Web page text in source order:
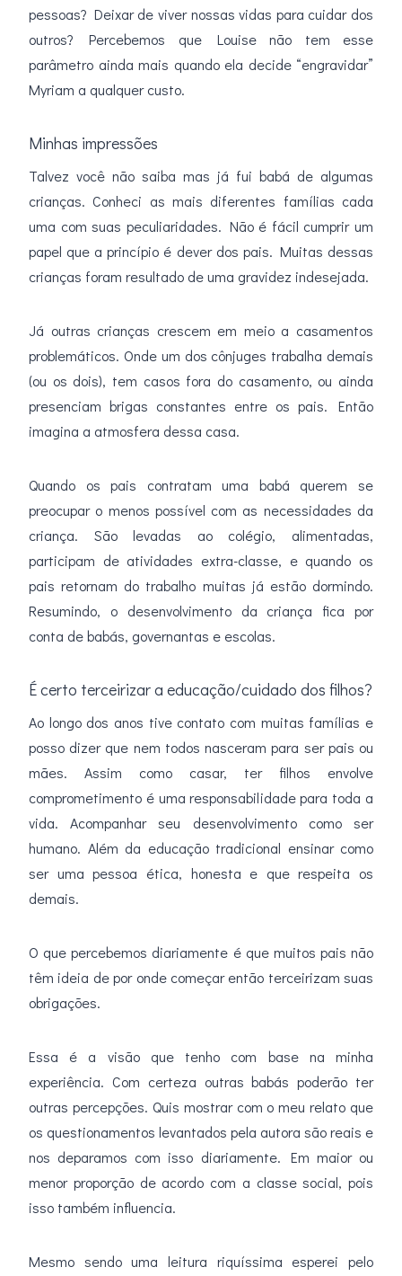
pessoas? Deixar de viver nossas vidas para cuidar dos
outros? Percebemos que Louise não tem esse
parâmetro ainda mais quando ela decide “engravidar”
Myriam a qualquer custo.
Minhas impressões
Talvez você não saiba mas já fui babá de algumas
crianças. Conheci as mais diferentes famílias cada
uma com suas peculiaridades. Não é fácil cumprir um
papel que a princípio é dever dos pais. Muitas dessas
crianças foram resultado de uma gravidez indesejada.
Já outras crianças crescem em meio a casamentos
problemáticos. Onde um dos cônjuges trabalha demais
(ou os dois), tem casos fora do casamento, ou ainda
presenciam brigas constantes entre os pais. Então
imagina a atmosfera dessa casa.
Quando os pais contratam uma babá querem se
preocupar o menos possível com as necessidades da
criança. São levadas ao colégio, alimentadas,
participam de atividades extra-classe, e quando os
pais retornam do trabalho muitas já estão dormindo.
Resumindo, o desenvolvimento da criança fica por
conta de babás, governantas e escolas.
É certo terceirizar a educação/cuidado dos filhos?
Ao longo dos anos tive contato com muitas famílias e
posso dizer que nem todos nasceram para ser pais ou
mães. Assim como casar, ter filhos envolve
comprometimento é uma responsabilidade para toda a
vida. Acompanhar seu desenvolvimento como ser
humano. Além da educação tradicional ensinar como
ser uma pessoa ética, honesta e que respeita os
demais.
O que percebemos diariamente é que muitos pais não
têm ideia de por onde começar então terceirizam suas
obrigações.
Essa é a visão que tenho com base na minha
experiência. Com certeza outras babás poderão ter
outras percepções. Quis mostrar com o meu relato que
os questionamentos levantados pela autora são reais e
nos deparamos com isso diariamente. Em maior ou
menor proporção de acordo com a classe social, pois
isso também influencia.
Mesmo sendo uma leitura riquíssima esperei pelo